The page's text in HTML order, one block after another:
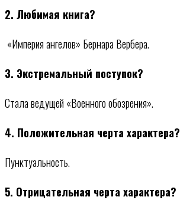
2. Любимая книга?
«Империя ангелов» Бернара Вербера.
3. Экстремальный поступок?
Стала ведущей «Военного обозрения».
4. Положительная черта характера?
Пунктуальность.
5. Отрицательная черта характера?